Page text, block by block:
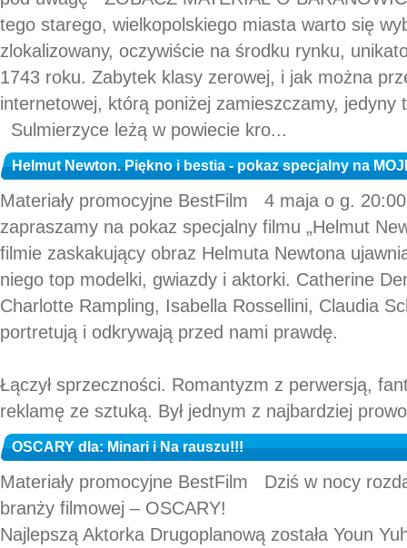
tego starego, wielkopolskiego miasta warto się
zlokalizowany, oczywiście na środku rynku,
1743 roku. Zabytek klasy zerowej, i jak można
internetowej, którą poniżej zamieszczamy, jedyny
Sulmierzyce leżą w powiecie kro...
Helmut Newton. Piękno i bestia - pokaz specjalny na
Materiały promocyjne BestFilm 4 maja o g.
zapraszamy na pokaz specjalny filmu „Helmut
filmie zaskakujący obraz Helmuta Newtona
niego top modelki, gwiazdy i aktorki. Catherine
Charlotte Rampling, Isabella Rossellini, Claudia
portretują i odkrywają przed nami prawdę.
Łączył sprzeczności. Romantyzm z perwersją,
reklamę ze sztuką. Był jednym z najbardziej
OSCARY dla: Minari i Na rauszu!!!
Materiały promocyjne BestFilm Dziś w nocy
branży filmowej – OSCARY!
Najlepszą Aktorka Drugoplanową została Youn